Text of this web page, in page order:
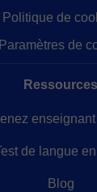
Politique de
Paramètres de
Ressources
de langue
Blog